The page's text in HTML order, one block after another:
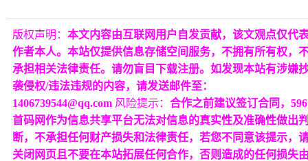
版权声明： 本文内容由互联网用户自发贡献，该文观点仅代
作者本人。本站仅提供信息存储空间服务，不拥有所有权，
承担相关法律责任。请勿盲目下载注册。如发现本站有涉嫌
袭侵权/违法违规的内容，请发送邮件至：
1406739544@qq.com 风险提示： 合作之前建议签订合同，596
首码网作为信息共享平台无法对信息的真实性及准确性做出
断，不承担任何财产损失和法律责任，若您不同意该提示，
关闭网页且不要在本站拓展任何合作，否则造成的任何损失